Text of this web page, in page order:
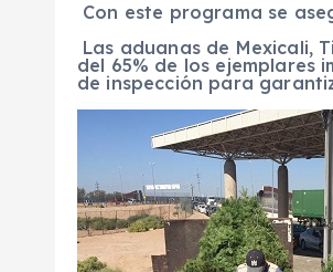
Con este programa se
Las aduanas de Mexicali,
del 65% de los ejemplares
de inspección para